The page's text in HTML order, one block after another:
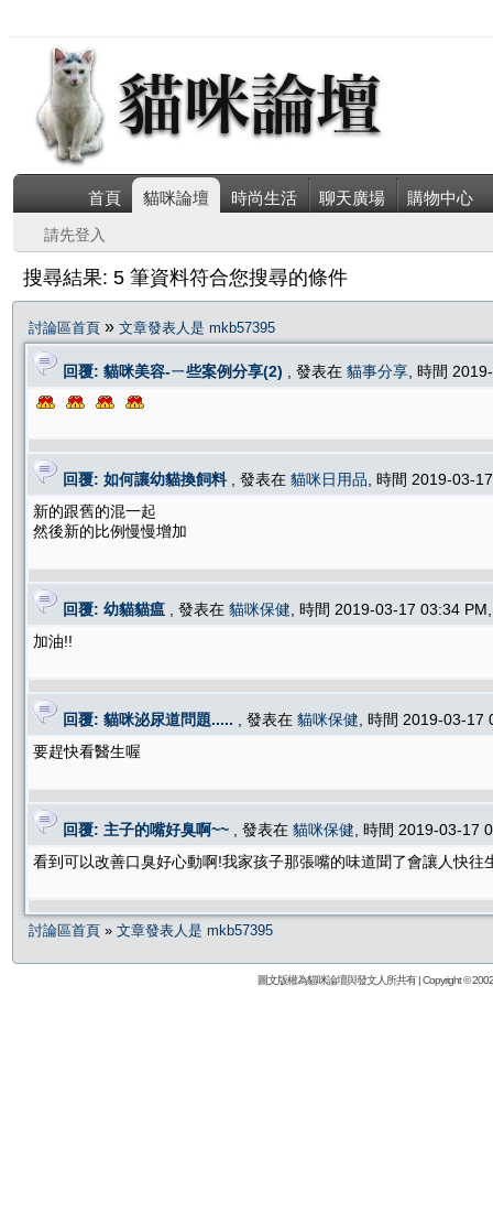
首頁 貓咪論壇 時尚生活 聊天廣場 購物中心
請先登入
搜尋結果: 5 筆資料符合您搜尋的條件
討論區首頁 » 文章發表人是 mkb57395
回覆: 貓咪美容-ㄧ些案例分享(2) , 發表在 貓事分享 , 時間
回覆: 如何讓幼貓換飼料 , 發表在 貓咪日用品 , 時間 2019-03-
新的跟舊的混一起
然後新的比例慢慢增加
回覆: 幼貓貓瘟 , 發表在 貓咪保健 , 時間 2019-03-17 03:34
加油!!
回覆: 貓咪泌尿道問題..... , 發表在 貓咪保健 , 時間 2019-03-
要趕快看醫生喔
回覆: 主子的嘴好臭啊~~ , 發表在 貓咪保健 , 時間 2019-03-17
看到可以改善口臭好心動啊!我家孩子那張嘴的味道聞了會讓人快往
討論區首頁 » 文章發表人是 mkb57395
圖文版權為貓咪論壇與發文人所共有 | Copyright ©